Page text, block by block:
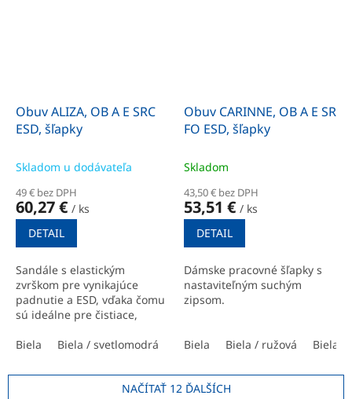
Obuv ALIZA, OB A E SRC
ESD, šľapky
Skladom u dodávateľa
49 € bez DPH
60,27 € / ks
DETAIL
Sandále s elastickým
zvrškom pre vynikajúce
padnutie a ESD, vďaka čomu
sú ideálne pre čistiace,
priemysly, zdravotníctvo a
Biela Biela / svetlomodrá
Obuv CARINNE, OB A E SR
FO ESD, šľapky
Skladom
43,50 € bez DPH
53,51 € / ks
DETAIL
Dámske pracovné šľapky s
nastaviteľným suchým
zipsom.
Biela Biela / ružová Biela /
NAČÍTAŤ 12 ĎALŠÍCH